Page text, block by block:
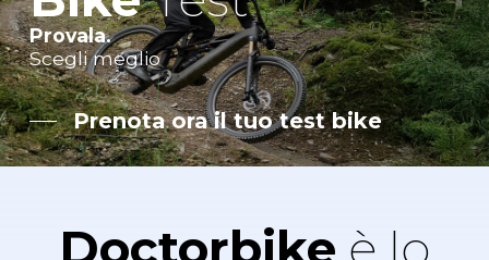
Provala.
Scegli meglio
Prenota ora il tuo test bike
Doctorbike è lo